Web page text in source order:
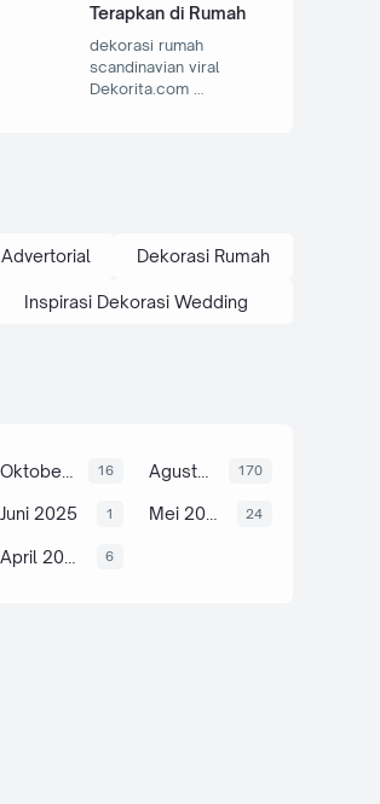
Terapkan di Rumah
dekorasi rumah
scandinavian viral
Dekorita.com …
Advertorial Dekorasi Rumah
Inspirasi Dekorasi Wedding
Oktober 2025 16 Agustus 2025 170
Juni 2025 1 Mei 2025 24
April 2025 6